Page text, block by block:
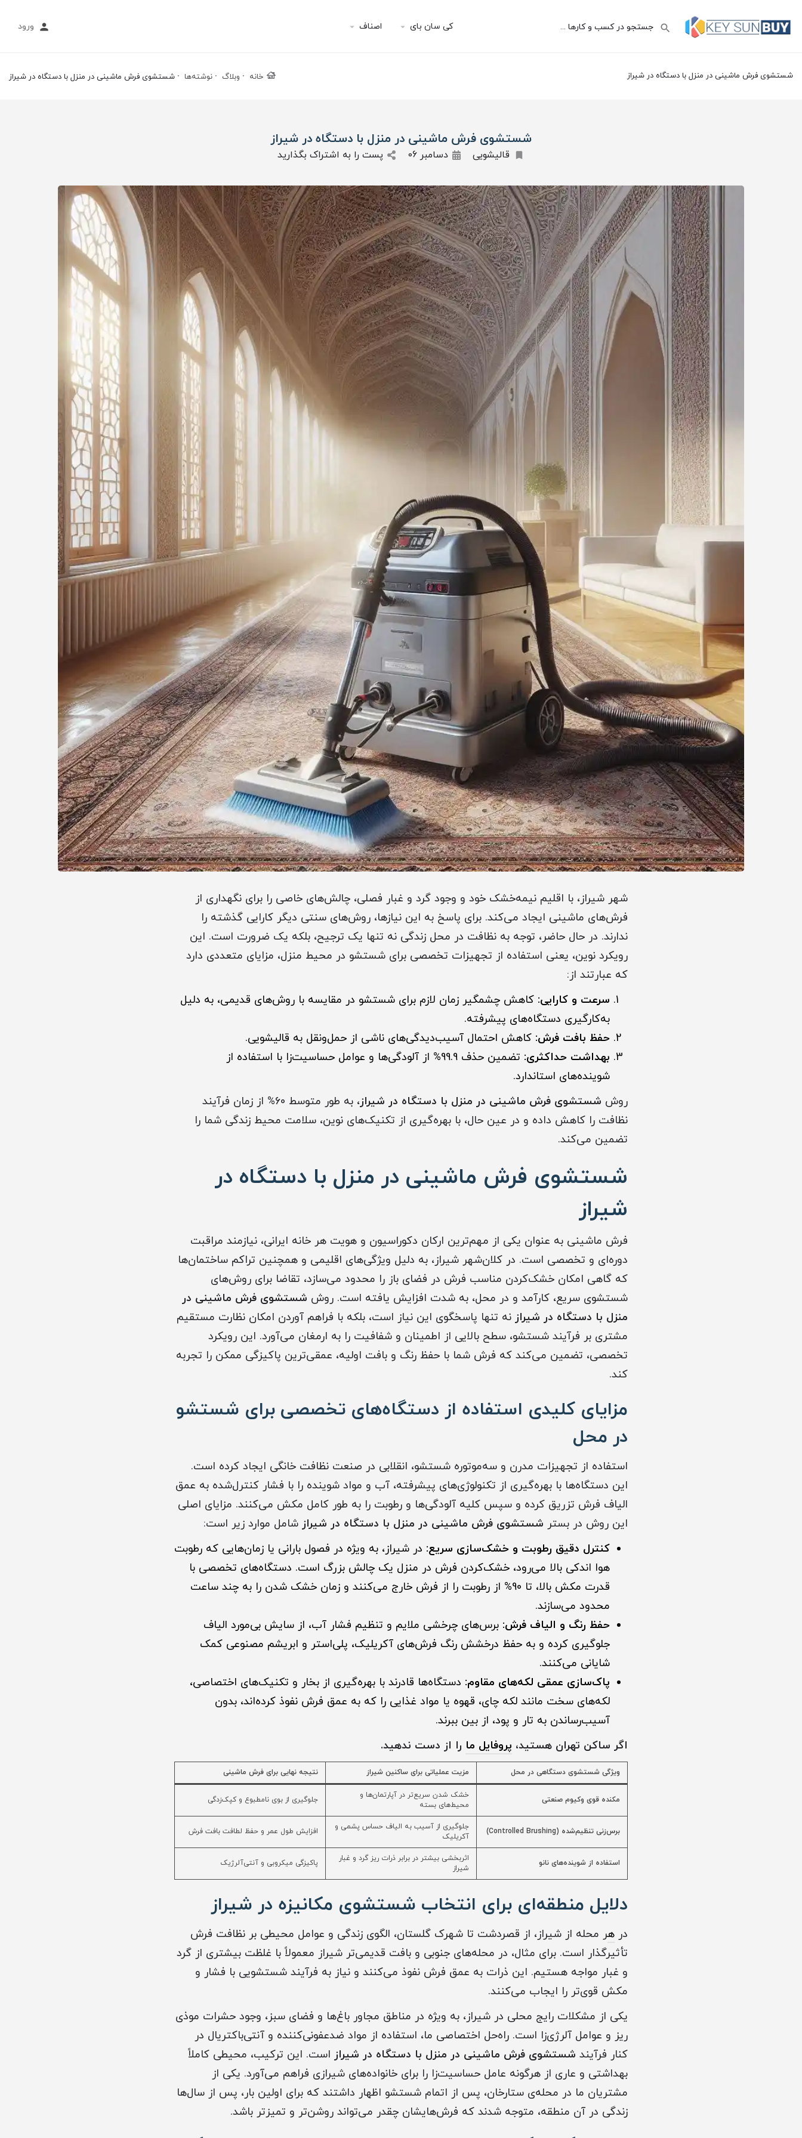
کی سان بای اصناف ورود
شستشوی فرش ماشینی در منزل با دستگاه در شیراز خانه وبلاگ نوشته‌ها شستشوی فرش ماشینی در منزل با دستگاه در شیراز
شستشوی فرش ماشینی در منزل با دستگاه در شیراز
قالیشویی دسامبر 06 پست را به اشتراک بگذارید
شهر شیراز، با اقلیم نیمه‌خشک خود و وجود گرد و غبار فصلی، چالش‌های خاصی را برای نگهداری از
فرش‌های ماشینی ایجاد می‌کند. برای پاسخ به این نیازها، روش‌های سنتی دیگر کارایی گذشته را
ندارند. در حال حاضر، توجه به نظافت در محل زندگی نه تنها یک ترجیح، بلکه یک ضرورت است. این
رویکرد نوین، یعنی استفاده از تجهیزات تخصصی برای شستشو در محیط منزل، مزایای متعددی دارد
که عبارتند از:
سرعت و کارایی: کاهش چشمگیر زمان لازم برای شستشو در مقایسه با روش‌های قدیمی، به دلیل
به‌کارگیری دستگاه‌های پیشرفته.
حفظ بافت فرش: کاهش احتمال آسیب‌دیدگی‌های ناشی از حمل‌و‌نقل به قالیشویی.
بهداشت حداکثری:
تضمین حذف 99.9% از آلودگی‌ها و عوامل حساسیت‌زا با استفاده از
شوینده‌های استاندارد.
روش شستشوی فرش ماشینی در منزل با دستگاه در شیراز
، به طور متوسط 60% از زمان فرآیند
نظافت را کاهش داده و در عین حال، با بهره‌گیری از تکنیک‌های نوین، سلامت محیط زندگی شما را
تضمین می‌کند.
شستشوی فرش ماشینی در منزل با دستگاه در
شیراز
فرش ماشینی به عنوان یکی از مهم‌ترین ارکان دکوراسیون و هویت هر خانه ایرانی، نیازمند مراقبت
دوره‌ای و تخصصی است. در کلان‌شهر شیراز، به دلیل ویژگی‌های اقلیمی و همچنین تراکم ساختمان‌ها
که گاهی امکان خشک‌کردن مناسب فرش در فضای باز را محدود می‌سازد، تقاضا برای روش‌های
شستشوی سریع، کارآمد و در محل، به شدت افزایش یافته است. روش شستشوی فرش ماشینی در
منزل با دستگاه در شیراز نه تنها پاسخگوی این نیاز است، بلکه با فراهم آوردن امکان نظارت مستقیم
مشتری بر فرآیند شستشو، سطح بالایی از اطمینان و شفافیت را به ارمغان می‌آورد. این رویکرد
تخصصی، تضمین می‌کند که فرش شما با حفظ رنگ و بافت اولیه، عمقی‌ترین پاکیزگی ممکن را تجربه
کند.
مزایای کلیدی استفاده از دستگاه‌های تخصصی برای شستشو
در محل
استفاده از تجهیزات مدرن و سه‌موتوره شستشو، انقلابی در صنعت نظافت خانگی ایجاد کرده است.
این دستگاه‌ها با بهره‌گیری از تکنولوژی‌های پیشرفته، آب و مواد شوینده را با فشار کنترل‌شده به عمق
الیاف فرش تزریق کرده و سپس کلیه آلودگی‌ها و رطوبت را به طور کامل مکش می‌کنند. مزایای اصلی
این روش در بستر شستشوی فرش ماشینی در منزل با دستگاه در شیراز شامل موارد زیر است:
کنترل دقیق رطوبت و خشک‌سازی سریع: در شیراز، به ویژه در فصول بارانی یا زمان‌هایی که رطوبت
هوا اندکی بالا می‌رود، خشک‌کردن فرش در منزل یک چالش بزرگ است. دستگاه‌های تخصصی با
قدرت مکش بالا، تا 90% از رطوبت را از فرش خارج می‌کنند و زمان خشک شدن را به چند ساعت
محدود می‌سازند.
حفظ رنگ و الیاف فرش: برس‌های چرخشی ملایم و تنظیم فشار آب، از سایش بی‌مورد الیاف
جلوگیری کرده و به حفظ درخشش رنگ فرش‌های آکریلیک، پلی‌استر و ابریشم مصنوعی کمک
شایانی می‌کنند.
پاک‌سازی عمقی لکه‌های مقاوم: دستگاه‌ها قادرند با بهره‌گیری از بخار و تکنیک‌های اختصاصی،
لکه‌های سخت مانند لکه چای، قهوه یا مواد غذایی را که به عمق فرش نفوذ کرده‌اند، بدون
آسیب‌رساندن به تار و پود، از بین ببرند.
اگر ساکن تهران هستید، پروفایل ما را از دست ندهید.
ویژگی شستشوی دستگاهی در محل مزیت عملیاتی برای ساکنین شیراز نتیجه نهایی برای فرش ماشینی
مکنده قوی وکیوم صنعتی
خشک شدن سریع‌تر در آپارتمان‌ها و
محیط‌های بسته
جلوگیری از بوی نامطبوع و کپک‌زدگی
برس‌زنی تنظیم‌شده (Controlled Brushing)
جلوگیری از آسیب به الیاف حساس پشمی و
آکریلیک
افزایش طول عمر و حفظ لطافت بافت فرش
استفاده از شوینده‌های نانو
اثربخشی بیشتر در برابر ذرات ریز گرد و غبار
شیراز
پاکیزگی میکروبی و آنتی‌آلرژیک
دلایل منطقه‌ای برای انتخاب شستشوی مکانیزه در شیراز
در هر محله از شیراز، از قصردشت تا شهرک گلستان، الگوی زندگی و عوامل محیطی بر نظافت فرش
تأثیرگذار است. برای مثال، در محله‌های جنوبی و بافت قدیمی‌تر شیراز معمولاً با غلظت بیشتری از گرد
و غبار مواجه هستیم. این ذرات به عمق فرش نفوذ می‌کنند و نیاز به فرآیند شستشویی با فشار و
مکش قوی‌تر را ایجاب می‌کنند.
یکی از مشکلات رایج محلی در شیراز، به ویژه در مناطق مجاور باغ‌ها و فضای سبز، وجود حشرات موذی
ریز و عوامل آلرژی‌زا است. راه‌حل اختصاصی ما، استفاده از مواد ضدعفونی‌کننده و آنتی‌باکتریال در
کنار فرآیند شستشوی فرش ماشینی در منزل با دستگاه در شیراز است. این ترکیب، محیطی کاملاً
بهداشتی و عاری از هرگونه عامل حساسیت‌زا را برای خانواده‌های شیرازی فراهم می‌آورد. یکی از
مشتریان ما در محله‌ی ستارخان، پس از اتمام شستشو اظهار داشتند که برای اولین بار، پس از سال‌ها
زندگی در آن منطقه، متوجه شدند که فرش‌هایشان چقدر می‌تواند روشن‌تر و تمیزتر باشد.